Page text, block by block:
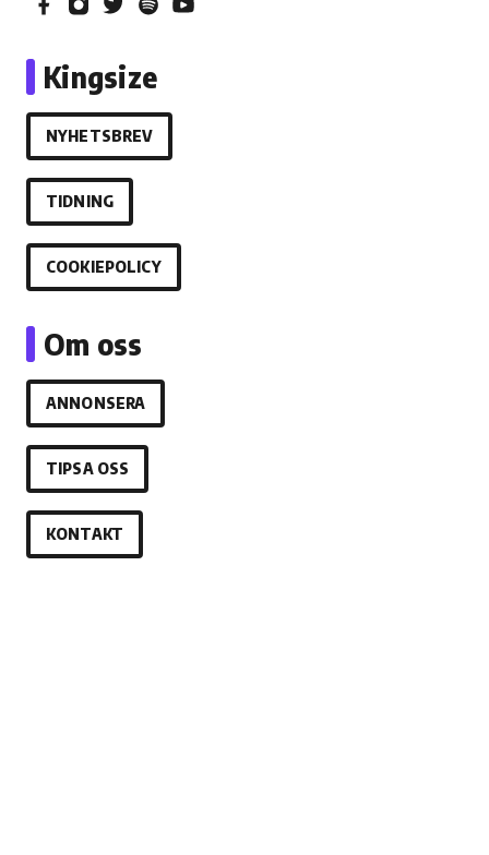
Kingsize
NYHETSBREV
TIDNING
COOKIEPOLICY
Om oss
ANNONSERA
TIPSA OSS
KONTAKT